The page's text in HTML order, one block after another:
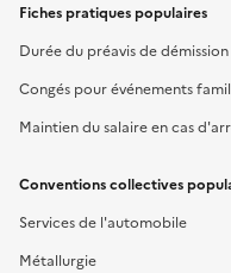
Fiches pratiques populaires
Durée du préavis de démission
Congés pour événements
Maintien du salaire en cas
Conventions collectives
Services de l'automobile
Métallurgie